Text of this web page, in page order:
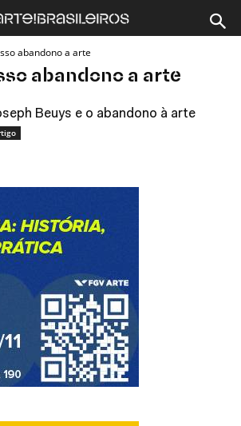
abandono a arte
abandono a arte
Beuys e o abandono à arte